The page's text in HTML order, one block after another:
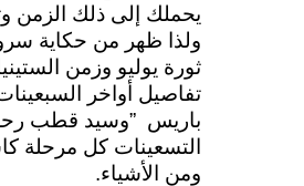
يحملك إلى ذلك الزمن
ولذا ظهر من حكاية
ثورة يوليو وزمن
تفاصيل أواخر
باريس ”وسيد قطب
التسعينات كل مرحلة
ومن الأشياء.